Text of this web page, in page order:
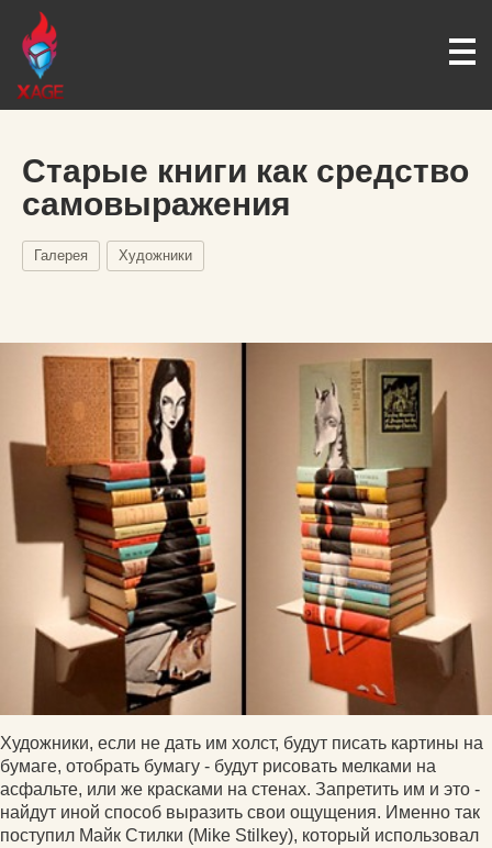
Старые книги как средство
самовыражения
Галерея Художники
Художники, если не дать им холст, будут писать картины на
бумаге, отобрать бумагу - будут рисовать мелками на
асфальте, или же красками на стенах. Запретить им и это -
найдут иной способ выразить свои ощущения. Именно так
поступил Майк Стилки (Mike Stilkey), который использовал